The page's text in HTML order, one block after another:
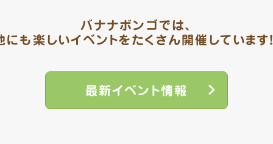
k
バナナボンゴでは、
にも楽しいイベントを たくさん開催しています！
最新イベント情報